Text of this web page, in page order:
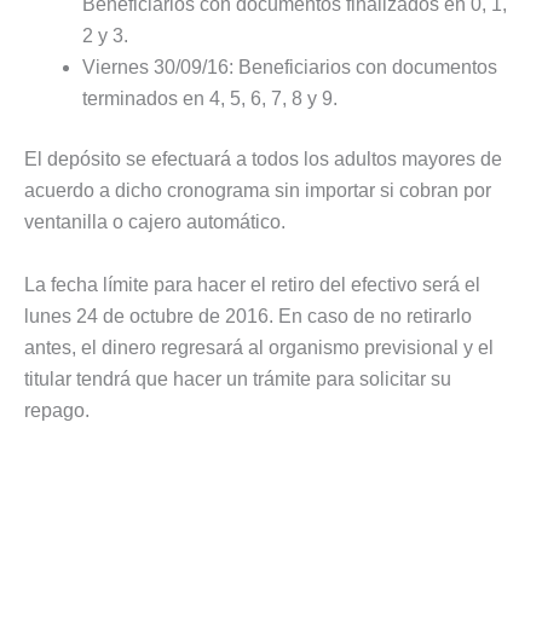
Beneficiarios con documentos finalizados en 0, 1,
2 y 3.
Viernes 30/09/16: Beneficiarios con documentos
terminados en 4, 5, 6, 7, 8 y 9.
El depósito se efectuará a todos los adultos mayores de
acuerdo a dicho cronograma sin importar si cobran por
ventanilla o cajero automático.
La fecha límite para hacer el retiro del efectivo será el
lunes 24 de octubre de 2016. En caso de no retirarlo
antes, el dinero regresará al organismo previsional y el
titular tendrá que hacer un trámite para solicitar su
repago.